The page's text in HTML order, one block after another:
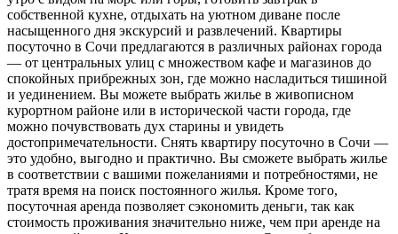
собственной кухне, отдыхать на уютном диване после
насыщенного дня экскурсий и развлечений. Квартиры
посуточно в Сочи предлагаются в различных районах города
— от центральных улиц с множеством кафе и магазинов до
спокойных прибрежных зон, где можно насладиться тишиной
и уединением. Вы можете выбрать жилье в живописном
курортном районе или в исторической части города, где
можно почувствовать дух старины и увидеть
достопримечательности. Снять квартиру посуточно в Сочи —
это удобно, выгодно и практично. Вы сможете выбрать жилье
в соответствии с вашими пожеланиями и потребностями, не
тратя время на поиск постоянного жилья. Кроме того,
посуточная аренда позволяет сэкономить деньги, так как
стоимость проживания значительно ниже, чем при аренде на